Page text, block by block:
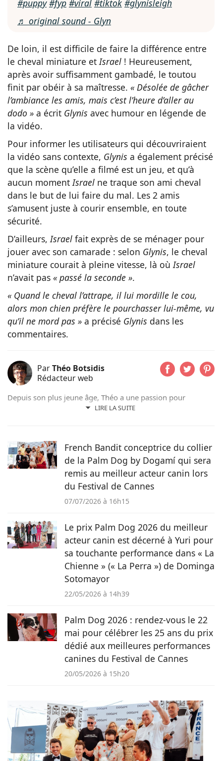
#puppy #fyp #viral #tiktok #glynisleigh
♬ original sound - Glyn
De loin, il est difficile de faire la différence entre
le cheval miniature et Israel ! Heureusement,
après avoir suffisamment gambadé, le toutou
finit par obéir à sa maîtresse. « Désolée de gâcher
l’ambiance les amis, mais c’est l’heure d’aller au
dodo » a écrit Glynis avec humour en légende de
la vidéo.
Pour informer les utilisateurs qui découvriraient
la vidéo sans contexte, Glynis a également précisé
que la scène qu’elle a filmé est un jeu, et qu’à
aucun moment Israel ne traque son ami cheval
dans le but de lui faire du mal. Les 2 amis
s’amusent juste à courir ensemble, en toute
sécurité.
D’ailleurs, Israel fait exprès de se ménager pour
jouer avec son camarade : selon Glynis, le cheval
miniature courait à pleine vitesse, là où Israel
n’avait pas « passé la seconde ».
« Quand le cheval l’attrape, il lui mordille le cou,
alors mon chien préfère le pourchasser lui-même, vu
qu’il ne mord pas » a précisé Glynis dans les
commentaires.
ParThéo Botsidis
Rédacteur web
LIRE LA SUITE
Depuis son plus jeune âge, Théo a une passion pour
l’écriture. Aujourd’hui rédacteur web, il prend plaisir à
émouvantes.
French Bandit conceptrice du collier
de la Palm Dog by Dogamí qui sera
remis au meilleur acteur canin lors
du Festival de Cannes
07/07/2026 à 16h15
Le prix Palm Dog 2026 du meilleur
acteur canin est décerné à Yuri pour
sa touchante performance dans « La
Chienne » (« La Perra ») de Dominga
Sotomayor
22/05/2026 à 14h39
Palm Dog 2026 : rendez-vous le 22
mai pour célébrer les 25 ans du prix
dédié aux meilleures performances
canines du Festival de Cannes
20/05/2026 à 15h20